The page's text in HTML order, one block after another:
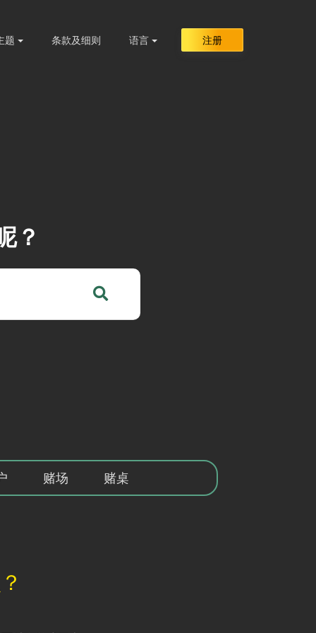
题 条款及细则 语言 注册
？
赌场 赌桌